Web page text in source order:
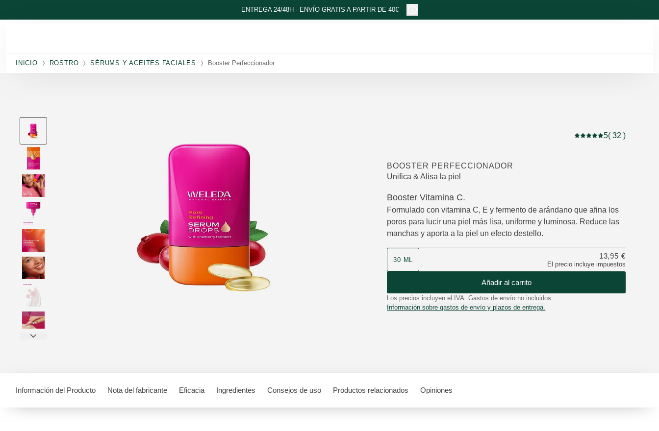
ENTREGA 24/48H - ENVÍO GRATIS A PARTIR DE 40€
INICIO ROSTRO SÉRUMS Y ACEITES FACIALES Booster Perfeccionador
Puntuación: 5 / 5
5( 32 )
BOOSTER PERFECCIONADOR
Unifica & Alisa la piel
Booster Vitamina C.
Formulado con vitamina C, E y fermento de arándano que afina los
poros para lucir una piel más lisa, uniforme y luminosa. Reduce las
manchas y aporta a la piel un efecto destello.
30 ML
El precio incluye impuestos
13,95 €
Añadir al carrito
Los precios incluyen el IVA. Gastos de envío no incluidos.
Información sobre gastos de envío y plazos de entrega.
Información del Producto Nota del fabricante Eficacia Ingredientes Consejos de uso Productos relacionados Opiniones